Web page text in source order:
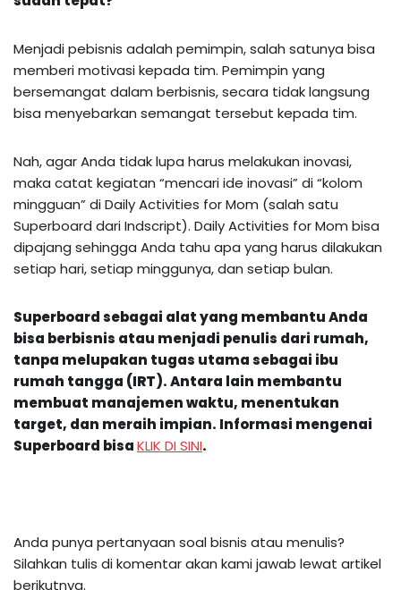
Menjadi pebisnis adalah pemimpin, salah satunya bisa
memberi motivasi kepada tim. Pemimpin yang
bersemangat dalam berbisnis, secara tidak langsung
bisa menyebarkan semangat tersebut kepada tim.
Nah, agar Anda tidak lupa harus melakukan inovasi,
maka catat kegiatan “mencari ide inovasi” di “kolom
mingguan” di Daily Activities for Mom (salah satu
Superboard dari Indscript). Daily Activities for Mom bisa
dipajang sehingga Anda tahu apa yang harus dilakukan
setiap hari, setiap minggunya, dan setiap bulan.
Superboard sebagai alat yang membantu Anda
bisa berbisnis atau menjadi penulis dari rumah,
tanpa melupakan tugas utama sebagai ibu
rumah tangga (IRT). Antara lain membantu
membuat manajemen waktu, menentukan
target, dan meraih impian. Informasi mengenai
Superboard bisaKLIK DI SINI.
Anda punya pertanyaan soal bisnis atau menulis?
Silahkan tulis di komentar akan kami jawab lewat artikel
berikutnya.